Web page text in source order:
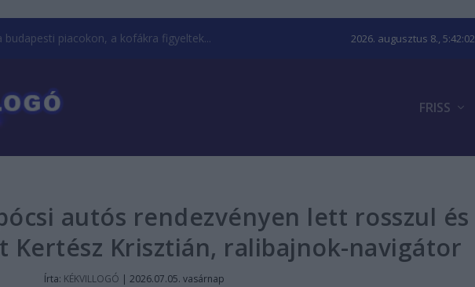
budapesti piacokon, a kofákra figyeltek... 2026. augusztus 8., 5:42:03
FRISS
autós rendezvényen lett rosszul és
Kertész Krisztián, ralibajnok-navigátor
Írta: KÉKVILLOGÓ |2026.07.05. vasárnap